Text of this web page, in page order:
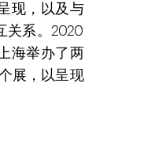
现，以及与
关系。2020
海举办了两
展，以呈现